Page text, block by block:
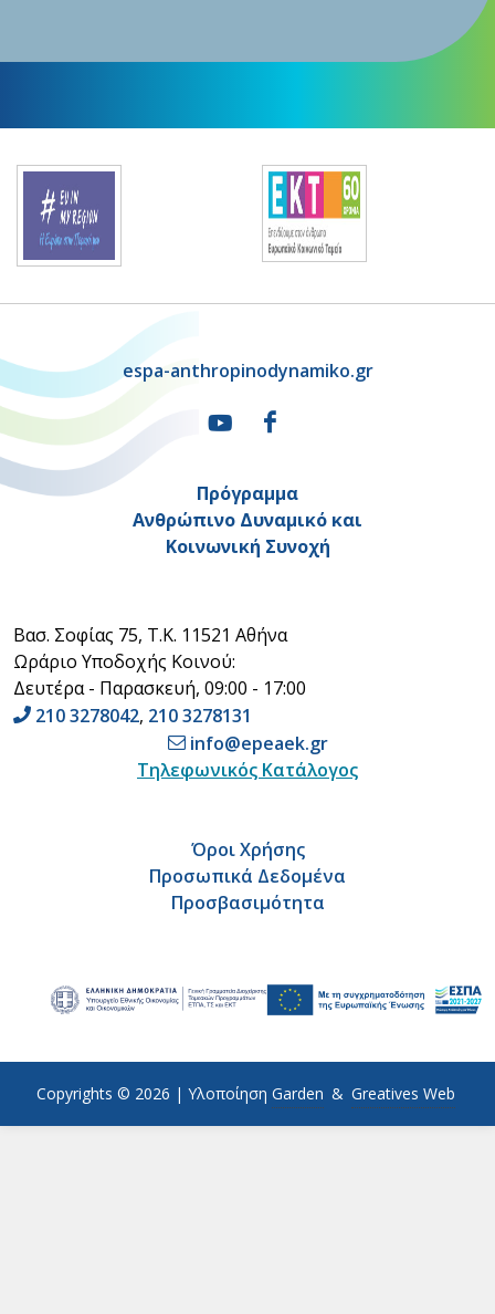
espa-anthropinodynamiko.gr
Βασ. Σοφίας 75, Τ.Κ. 11521 Αθήνα
Ωράριο Υποδοχής Κοινού:
Δευτέρα - Παρασκευή, 09:00 - 17:00
210 3278042, 210 3278131
info@epeaek.gr
Τηλεφωνικός Κατάλογος
Πρόγραμμα
Ανθρώπινο Δυναμικό και
Κοινωνική Συνοχή
Όροι Χρήσης
Προσωπικά Δεδομένα
Προσβασιμότητα
Copyrights © 2026 | Υλοποίηση Garden & Greatives Web